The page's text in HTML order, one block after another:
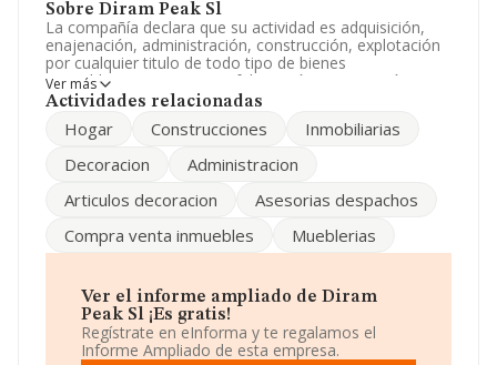
Sobre Diram Peak Sl
La compañía declara que su actividad es adquisición,
enajenación, administración, construcción, explotación
por cualquier titulo de todo tipo de bienes
inmuebles.compra, venta, fabricación, importación,
exportación, de artículos relacionados con la
actividad de referencia CNAE corresponde a 'Alquiler de
6820. La empresa no tiene actividad en mercados
del teléfono 932808843.
B64775463, está situada en Calle Eslida núm. 9, (08840),
en el municipio de Viladecans, Barcelona, Cataluña.
En relación con el sector y disponiendo de los datos de
Ver más
Actividades relacionadas
Hogar Construcciones
Inmobiliarias
Decoracion
Administracion
Articulos decoracion
Asesorias despachos
Compra venta inmuebles
Mueblerias
Ver el informe ampliado de Diram
Peak Sl ¡Es gratis!
Regístrate en eInforma y te regalamos el
Informe Ampliado de esta empresa.